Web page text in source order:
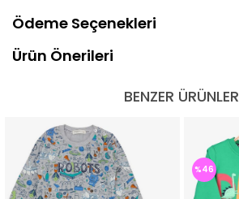
Ödeme Seçenekleri
Ürün Önerileri
BENZER ÜRÜNLER
%46